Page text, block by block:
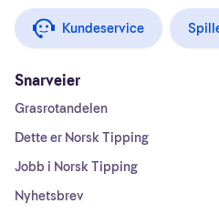
Kundeservice
Snarveier
Grasrotandelen
Dette er Norsk Tipping
Jobb i Norsk Tipping
Nyhetsbrev